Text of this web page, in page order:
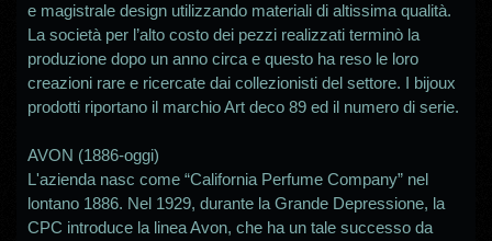
e magistrale design utilizzando materiali di altissima qualità.
La società per l’alto costo dei pezzi realizzati terminò la
produzione dopo un anno circa e questo ha reso le loro
creazioni rare e ricercate dai collezionisti del settore. I bijoux
prodotti riportano il marchio Art deco 89 ed il numero di serie.
AVON (1886-oggi)
L'azienda nasc come “California Perfume Company” nel
lontano 1886. Nel 1929, durante la Grande Depressione, la
CPC introduce la linea Avon, che ha un tale successo da